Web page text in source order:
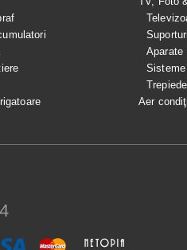
Aparate
Trepiede
Aer